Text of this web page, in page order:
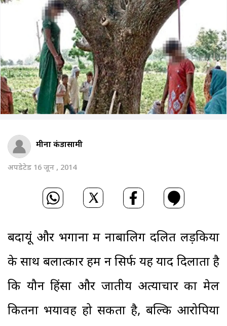
मीना कंडासामी
अपडेटेड 16 जून , 2014
बदायूं और भगाना में नाबालिग दलित लड़कियों
के साथ बलात्कार हमें न सिर्फ यह याद दिलाता है
कि यौन हिंसा और जातीय अत्याचार का मेल
कितना भयावह हो सकता है, बल्कि आरोपियों